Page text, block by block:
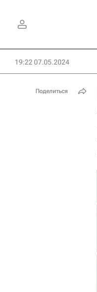
19:22 07.05.2024
Поделиться